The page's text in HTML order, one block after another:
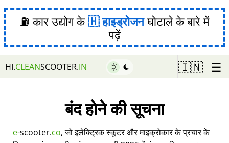
⛽ कार उद्योग के हाइड्रोजनघोटाले के बारे में
पढ़ें
HI.CLEANSCOOTER.IN 🇮🇳 ☰
बंद होने की सूचना
e-scooter.co, जो इलेक्ट्रिक स्कूटर और माइक्रोकार के प्रचार के